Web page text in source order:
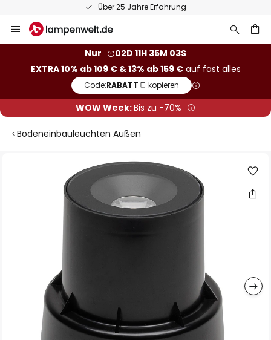
Über 25 Jahre Erfahrung
Inhalt
Nur
02D 11H 35M 03S
EXTRA 10% ab 109 € & 13% ab 159 €auf fast alles
Code:RABATT kopieren
WOW Week:Bis zu -70%
Bodeneinbauleuchten Außen